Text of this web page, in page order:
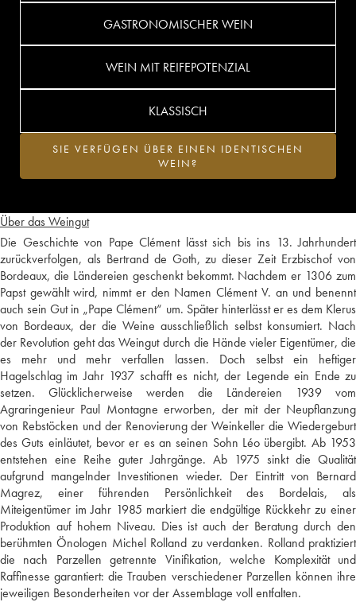
Über das Weingut
Die Geschichte von Pape Clément lässt sich bis ins 13. Jahrhundert
zurückverfolgen, als Bertrand de Goth, zu dieser Zeit Erzbischof von
Bordeaux, die Ländereien geschenkt bekommt. Nachdem er 1306 zum
Papst gewählt wird, nimmt er den Namen Clément V. an und benennt
auch sein Gut in „Pape Clément“ um. Später hinterlässt er es dem Klerus
von Bordeaux, der die Weine ausschließlich selbst konsumiert. Nach
der Revolution geht das Weingut durch die Hände vieler Eigentümer, die
es mehr und mehr verfallen lassen. Doch selbst ein heftiger
Hagelschlag im Jahr 1937 schafft es nicht, der Legende ein Ende zu
setzen. Glücklicherweise werden die Ländereien 1939 vom
Agraringenieur Paul Montagne erworben, der mit der Neupflanzung
von Rebstöcken und der Renovierung der Weinkeller die Wiedergeburt
des Guts einläutet, bevor er es an seinen Sohn Léo übergibt. Ab 1953
entstehen eine Reihe guter Jahrgänge. Ab 1975 sinkt die Qualität
aufgrund mangelnder Investitionen wieder. Der Eintritt von Bernard
Magrez, einer führenden Persönlichkeit des Bordelais, als
Miteigentümer im Jahr 1985 markiert die endgültige Rückkehr zu einer
Produktion auf hohem Niveau. Dies ist auch der Beratung durch den
berühmten Önologen Michel Rolland zu verdanken. Rolland praktiziert
die nach Parzellen getrennte Vinifikation, welche Komplexität und
Raffinesse garantiert: die Trauben verschiedener Parzellen können ihre
jeweiligen Besonderheiten vor der Assemblage voll entfalten.
GASTRONOMISCHER WEIN
WEIN MIT REIFEPOTENZIAL
KLASSISCH
SIE VERFÜGEN ÜBER EINEN IDENTISCHEN
WEIN?